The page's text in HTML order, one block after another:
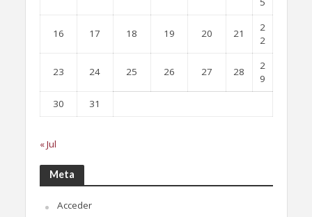
16 17 18 19 20 21
2
2
23 24 25 26 27 28
2
9
30
31
« Jul
Meta
Acceder